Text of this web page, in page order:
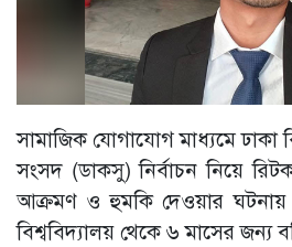
সামাজিক যোগাযোগ মাধ্যমে ঢাকা
সংসদ (ডাকসু) নির্বাচন নিয়ে
আক্রমণ ও হুমকি দেওয়ার ঘটনায়
বিশ্ববিদ্যালয় থেকে ৬ মাসের জন্য